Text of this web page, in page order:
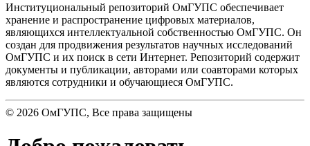
Институциональный репозиторий ОмГУПС обеспечивает
хранение и распространение цифровых материалов,
являющихся интеллектуальной собственностью ОмГУПС. Он
создан для продвижения результатов научных исследований
ОмГУПС и их поиск в сети Интернет. Репозиторий содержит
документы и публикации, авторами или соавторами которых
являются сотрудники и обучающиеся ОмГУПС.
© 2026 ОмГУПС, Все права защищены